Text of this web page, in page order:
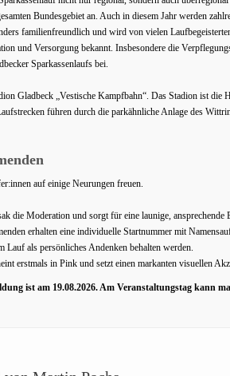
Bundesgebiet an. Auch in diesem Jahr werden
familienfreundlich und wird von vielen
und Versorgung bekannt. Insbesondere die
Sparkassenlaufs bei.
Gladbeck „Vestische Kampfbahn“. Das Stadion ist die
führen durch die parkähnliche Anlage des
auf einige Neurungen freuen.
die Moderation und sorgt für eine launige, ansprechende
erhalten eine individuelle Startnummer mit
Lauf als persönliches Andenken behalten werden.
erstmals in Pink und setzt einen markanten visuellen
ist am 19.08.2026. Am Veranstaltungstag kann